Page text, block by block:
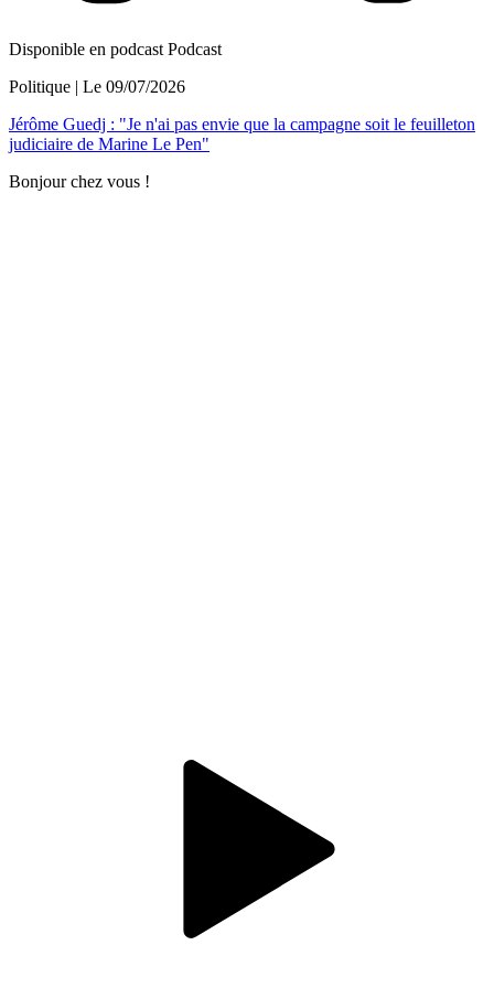
Disponible en podcast Podcast
Politique | Le 09/07/2026
Jérôme Guedj : "Je n'ai pas envie que la campagne soit le feuilleton
judiciaire de Marine Le Pen"
Bonjour chez vous !